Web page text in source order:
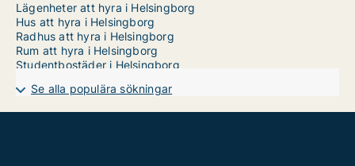
Lägenheter att hyra i Helsingborg
Hus att hyra i Helsingborg
Radhus att hyra i Helsingborg
Rum att hyra i Helsingborg
Studentbostäder i Helsingborg
Se alla populära sökningar